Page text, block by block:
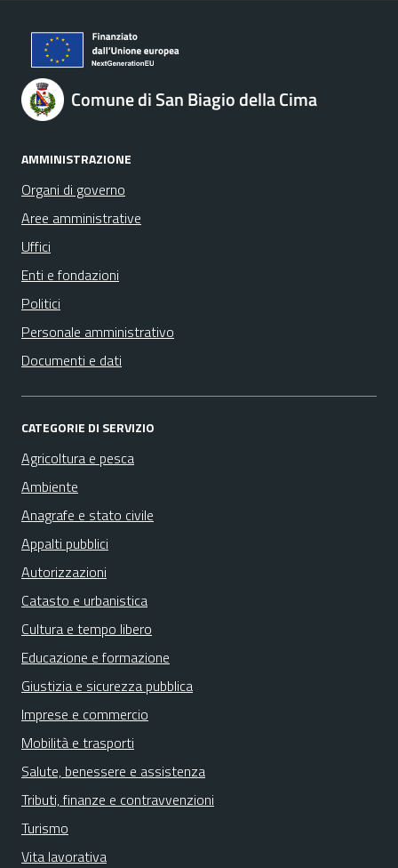
Comune di San Biagio della Cima
AMMINISTRAZIONE
Organi di governo
Aree amministrative
Uffici
Enti e fondazioni
Politici
Personale amministrativo
Documenti e dati
CATEGORIE DI SERVIZIO
Agricoltura e pesca
Ambiente
Anagrafe e stato civile
Appalti pubblici
Autorizzazioni
Catasto e urbanistica
Cultura e tempo libero
Educazione e formazione
Giustizia e sicurezza pubblica
Imprese e commercio
Mobilità e trasporti
Salute, benessere e assistenza
Tributi, finanze e contravvenzioni
Turismo
Vita lavorativa